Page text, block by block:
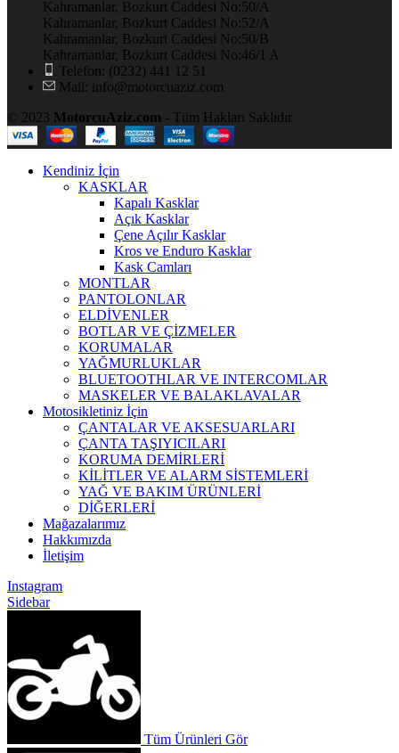
Kahramanlar, Bozkurt Caddesi No:50/A
Kahramanlar, Bozkurt Caddesi No:52/A
Kahramanlar, Bozkurt Caddesi No:50/B
Kahramanlar, Bozkurt Caddesi No:46/1 A
Telefon: (0232) 441 12 51
Mail: info@motorcuaziz.com
© 2023 MotorcuAziz.com - Tüm Hakları Saklıdır
Kendiniz İçin
KASKLAR
Kapalı Kasklar
Açık Kasklar
Çene Açılır Kasklar
Kros ve Enduro Kasklar
Kask Camları
MONTLAR
PANTOLONLAR
ELDİVENLER
BOTLAR VE ÇİZMELER
KORUMALAR
YAĞMURLUKLAR
BLUETOOTHLAR VE INTERCOMLAR
MASKELER VE BALAKLAVALAR
Motosikletiniz İçin
ÇANTALAR VE AKSESUARLARI
ÇANTA TAŞIYICILARI
KORUMA DEMİRLERİ
KİLİTLER VE ALARM SİSTEMLERİ
YAĞ VE BAKIM ÜRÜNLERİ
DİĞERLERİ
Mağazalarımız
Hakkımızda
İletişim
Instagram
Sidebar
Tüm Ürünleri Gör